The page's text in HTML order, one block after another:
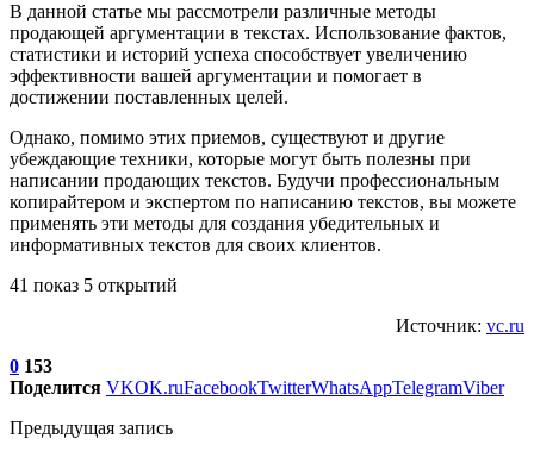
В данной статье мы рассмотрели различные методы
продающей аргументации в текстах. Использование фактов,
статистики и историй успеха способствует увеличению
эффективности вашей аргументации и помогает в
достижении поставленных целей.
Однако, помимо этих приемов, существуют и другие
убеждающие техники, которые могут быть полезны при
написании продающих текстов. Будучи профессиональным
копирайтером и экспертом по написанию текстов, вы можете
применять эти методы для создания убедительных и
информативных текстов для своих клиентов.
41 показ 5 открытий
Источник: vc.ru
0 153
Поделится VKOK.ruFacebookTwitterWhatsAppTelegramViber
Предыдущая запись